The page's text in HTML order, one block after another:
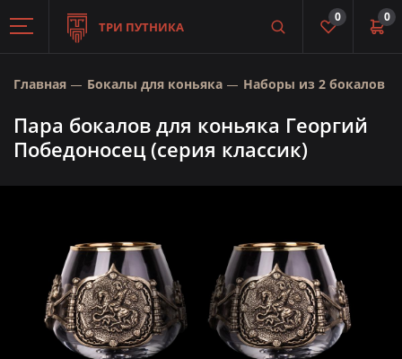
ТРИ ПУТНИКА
0
0
Главная Бокалы для коньяка Наборы из 2 бокалов
Пара бокалов для коньяка Георгий
Победоносец (серия классик)